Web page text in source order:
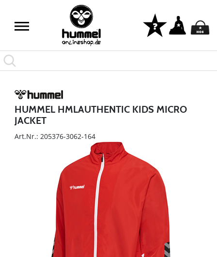
HUMMEL HMLAUTHENTIC KIDS MICRO
JACKET
Art.Nr.: 205376-3062-164